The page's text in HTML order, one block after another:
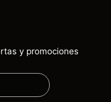
y promociones